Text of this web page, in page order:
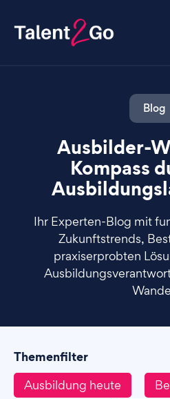
Blog
Ausbilder-
Kompass
Ihr Experten-Blog mit
Zukunftstrends,
praxiserprobten
Themenfilter
Ausbildung heute